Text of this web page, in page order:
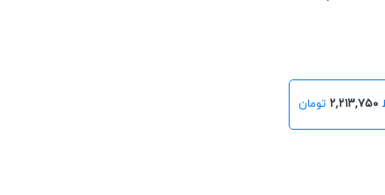
۲,۲۱۳,۷۵۰ تومان